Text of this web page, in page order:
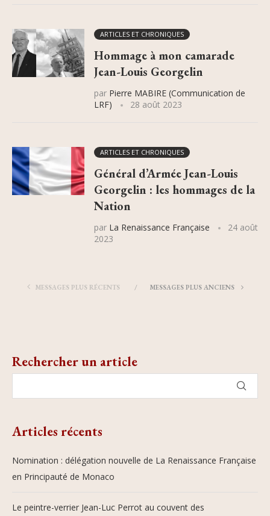
ARTICLES ET CHRONIQUES
Hommage à mon camarade
Jean-Louis Georgelin
par Pierre MABIRE (Communication de
LRF)
28 août 2023
ARTICLES ET CHRONIQUES
Général d’Armée Jean-Louis
Georgelin : les hommages de la
Nation
par La Renaissance Française
24 août
2023
MESSAGES PLUS RÉCENTS MESSAGES PLUS ANCIENS
Rechercher un article
Articles récents
Nomination : délégation nouvelle de La Renaissance Française
en Principauté de Monaco
Le peintre-verrier Jean-Luc Perrot au couvent des